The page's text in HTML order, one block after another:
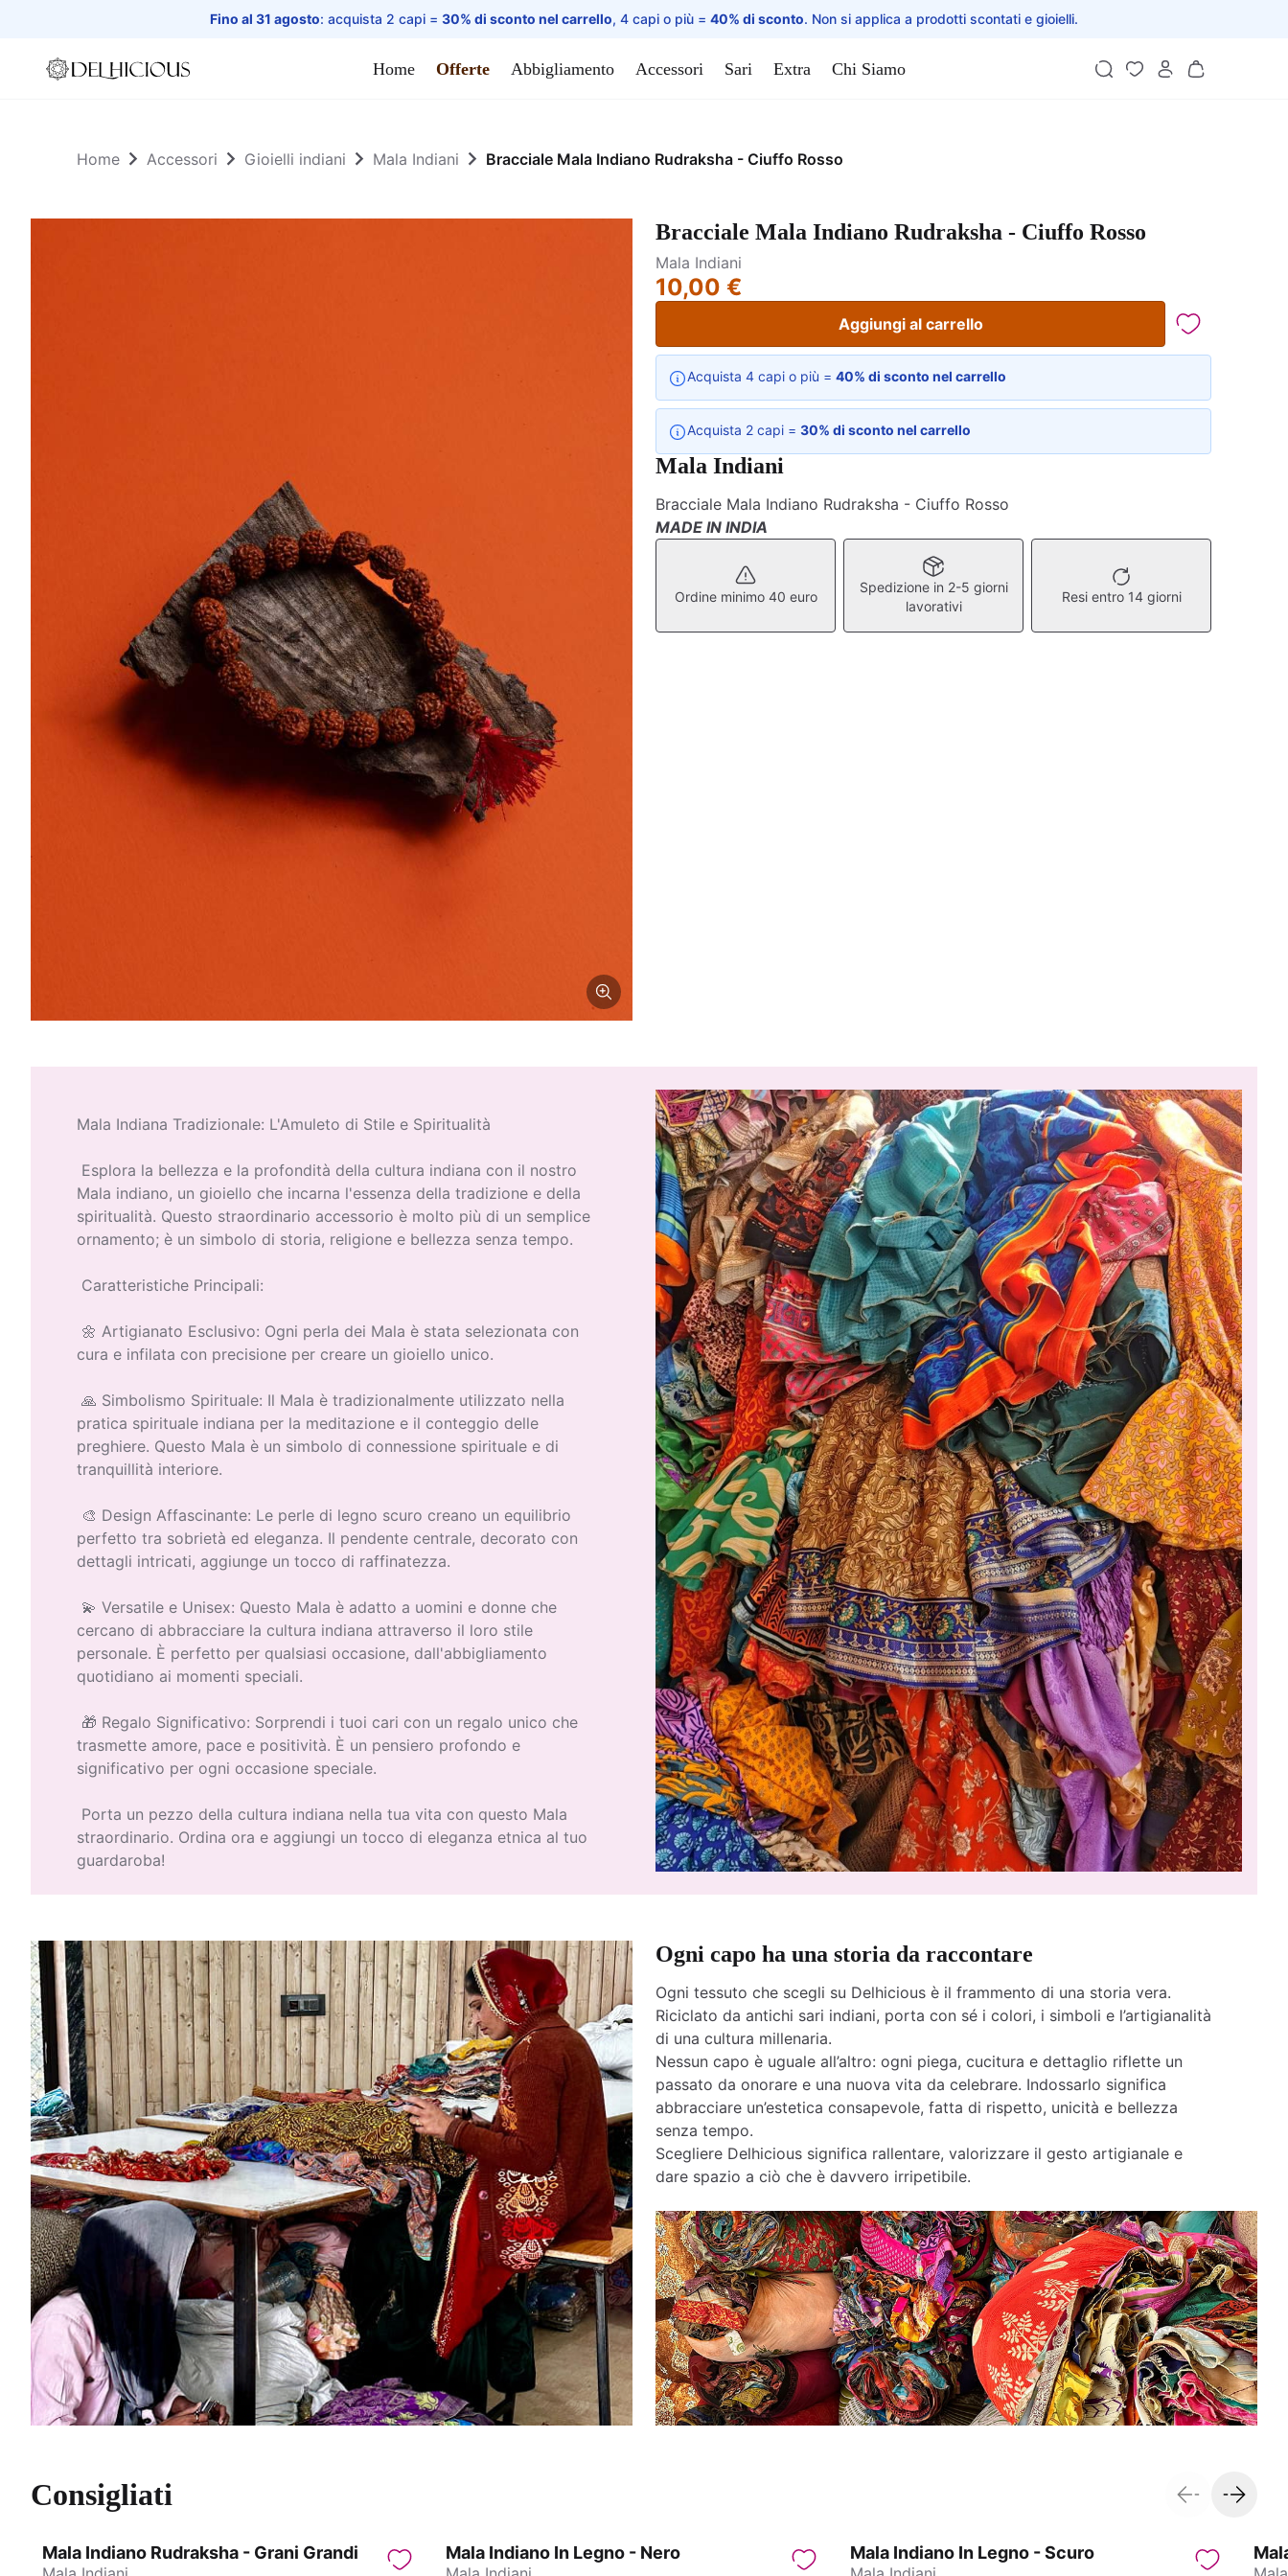
Fino al 31 agosto: acquista 2 capi = 30% di sconto nel carrello, 4 capi o più = 40% di sconto. Non si applica a prodotti scontati e gioielli.
Home
Home Offerte Abbigliamento Accessori Sari Extra Chi Siamo
Home Accessori Gioielli indiani Mala Indiani Bracciale Mala Indiano Rudraksha - Ciuffo Rosso
Bracciale Mala Indiano Rudraksha - Ciuffo Rosso
Mala Indiani
10,00 €
Aggiungi al carrello
Acquista 4 capi o più = 40% di sconto nel carrello
Acquista 2 capi = 30% di sconto nel carrello
Mala Indiani
Bracciale Mala Indiano Rudraksha - Ciuffo Rosso
MADE IN INDIA
Ordine minimo 40 euro
Spedizione in 2-5 giorni
lavorativi
Resi entro 14 giorni
Mala Indiana Tradizionale: L'Amuleto di Stile e Spiritualità
Esplora la bellezza e la profondità della cultura indiana con il nostro
Mala indiano, un gioiello che incarna l'essenza della tradizione e della
spiritualità. Questo straordinario accessorio è molto più di un semplice
ornamento; è un simbolo di storia, religione e bellezza senza tempo.
Caratteristiche Principali:
🌼 Artigianato Esclusivo: Ogni perla dei Mala è stata selezionata con
cura e infilata con precisione per creare un gioiello unico.
🙏 Simbolismo Spirituale: Il Mala è tradizionalmente utilizzato nella
pratica spirituale indiana per la meditazione e il conteggio delle
preghiere. Questo Mala è un simbolo di connessione spirituale e di
tranquillità interiore.
🎨 Design Affascinante: Le perle di legno scuro creano un equilibrio
perfetto tra sobrietà ed eleganza. Il pendente centrale, decorato con
dettagli intricati, aggiunge un tocco di raffinatezza.
💫 Versatile e Unisex: Questo Mala è adatto a uomini e donne che
cercano di abbracciare la cultura indiana attraverso il loro stile
personale. È perfetto per qualsiasi occasione, dall'abbigliamento
quotidiano ai momenti speciali.
🎁 Regalo Significativo: Sorprendi i tuoi cari con un regalo unico che
trasmette amore, pace e positività. È un pensiero profondo e
significativo per ogni occasione speciale.
Porta un pezzo della cultura indiana nella tua vita con questo Mala
straordinario. Ordina ora e aggiungi un tocco di eleganza etnica al tuo
guardaroba!
Ogni capo ha una storia da raccontare
Ogni tessuto che scegli su Delhicious è il frammento di una storia vera.
Riciclato da antichi sari indiani, porta con sé i colori, i simboli e l’artigianalità
di una cultura millenaria.
Nessun capo è uguale all’altro: ogni piega, cucitura e dettaglio riflette un
passato da onorare e una nuova vita da celebrare. Indossarlo significa
abbracciare un’estetica consapevole, fatta di rispetto, unicità e bellezza
senza tempo.
Scegliere Delhicious significa rallentare, valorizzare il gesto artigianale e
dare spazio a ciò che è davvero irripetibile.
Consigliati
Mala Indiano Rudraksha - Grani Grandi Mala Indiano In Legno - Nero Mala Indiano In Legno - Scuro